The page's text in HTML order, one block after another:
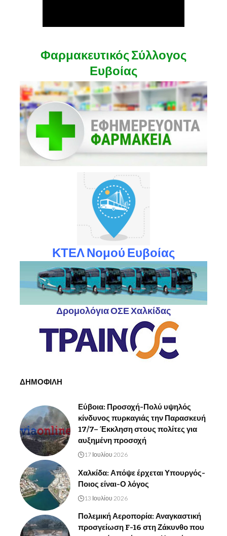
Φαρμακευτικός Σύλλογος
Ευβοίας
ΚΤΕΛ Νομού Ευβοίας
Δρομολόγια ΟΣΕ Χαλκίδας
ΔΗΜΟΦΙΛΗ
Εύβοια: Προσοχή-Πολύ υψηλός
κίνδυνος πυρκαγιάς την Παρασκευή
17/7– Έκκληση στους πολίτες για
αυξημένη προσοχή
17 Ιουλίου 2026
Χαλκίδα: Απόψε έρχεται Υπουργός-
Ποιος είναι-Ο λόγος
13 Ιουλίου 2026
Πολεμική Αεροπορία: Αναγκαστική
προσγείωση F-16 στη Ζάκυνθο που